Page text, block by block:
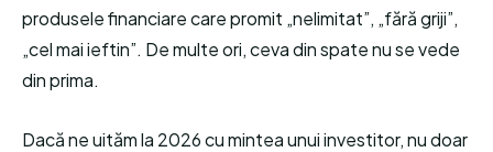
produsele financiare care promit „nelimitat”, „fără griji”,
„cel mai ieftin”. De multe ori, ceva din spate nu se vede
din prima.
Dacă ne uităm la 2026 cu mintea unui investitor, nu doar